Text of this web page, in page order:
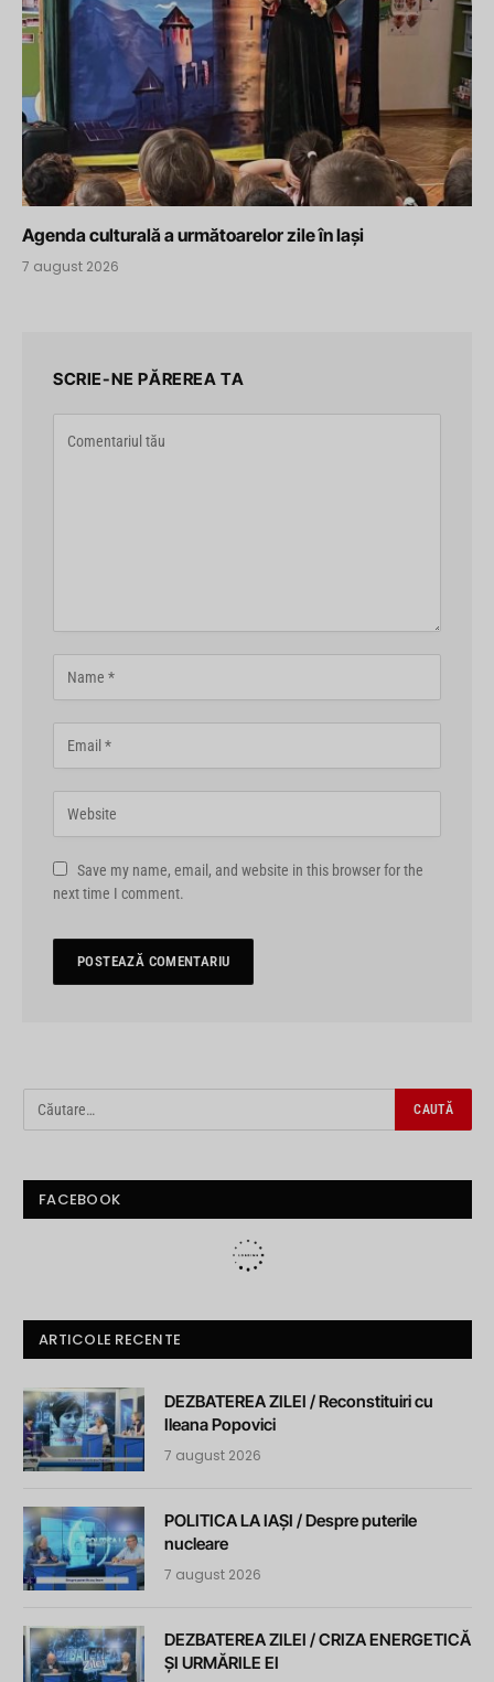
Agenda culturală a următoarelor zile în Iași
7 august 2026
SCRIE-NE PĂREREA TA
Save my name, email, and website in this browser for the
next time I comment.
FACEBOOK
ARTICOLE RECENTE
DEZBATEREA ZILEI / Reconstituiri cu
Ileana Popovici
7 august 2026
POLITICA LA IAȘI / Despre puterile
nucleare
7 august 2026
DEZBATEREA ZILEI / CRIZA ENERGETICĂ
ȘI URMĂRILE EI